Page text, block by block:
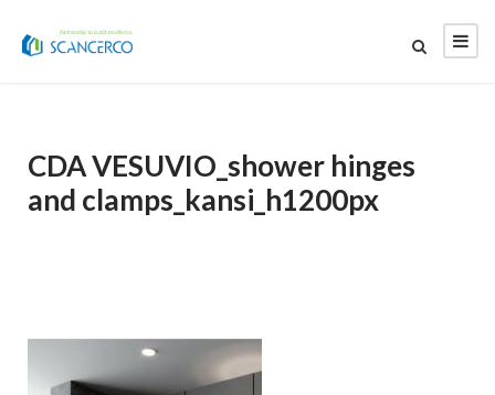
CDA VESUVIO_shower hinges
and clamps_kansi_h1200px